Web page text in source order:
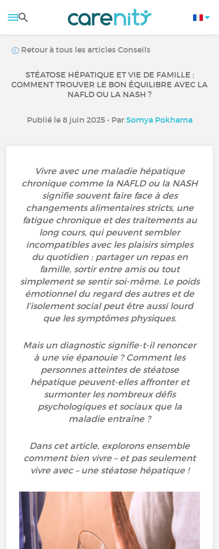
Retour à tous les articles Conseils
STÉATOSE HÉPATIQUE ET VIE DE FAMILLE :
COMMENT TROUVER LE BON ÉQUILIBRE AVEC LA
NAFLD OU LA NASH ?
Publié le 8 juin 2025 • Par Somya Pokharna
Vivre avec une maladie hépatique
chronique comme la NAFLD ou la NASH
signifie souvent faire face à des
changements alimentaires stricts, une
fatigue chronique et des traitements au
long cours, qui peuvent sembler
incompatibles avec les plaisirs simples
du quotidien : partager un repas en
famille, sortir entre amis ou tout
simplement se sentir soi-même. Le poids
émotionnel du regard des autres et de
l’isolement social peut être aussi lourd
que les symptômes physiques.
Mais un diagnostic signifie-t-il renoncer
à une vie épanouie ? Comment les
personnes atteintes de stéatose
hépatique peuvent-elles affronter et
surmonter les nombreux défis
psychologiques et sociaux que la
maladie entraîne ?
Dans cet article, explorons ensemble
comment bien vivre – et pas seulement
vivre avec – une stéatose hépatique !